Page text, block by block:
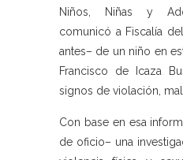
Niños, Niñas y
comunicó a Fiscalía
antes– de un niño en
Francisco de Icaza
signos de violación,
Con base en esa
de oficio– una